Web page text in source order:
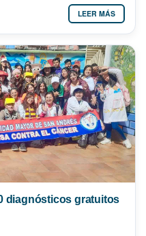
LEER MÁS
diagnósticos gratuitos